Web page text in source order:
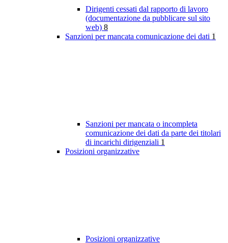
Dirigenti cessati dal rapporto di lavoro
(documentazione da pubblicare sul sito
web) 8
Sanzioni per mancata comunicazione dei dati 1
Sanzioni per mancata o incompleta
comunicazione dei dati da parte dei titolari
di incarichi dirigenziali 1
Posizioni organizzative
Posizioni organizzative